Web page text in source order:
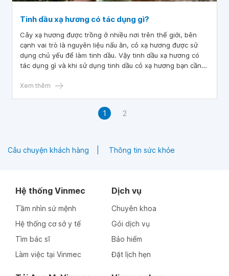
Tinh dầu xạ hương có tác dụng gì?
Cây xạ hương được trồng ở nhiều nơi trên thế giới, bên
cạnh vai trò là nguyên liệu nấu ăn, cỏ xạ hương được sử
dụng chủ yếu để làm tinh dầu. Vậy tinh dầu xạ hương có
tác dụng gì và khi sử dụng tinh dầu cỏ xạ hương bạn cần
Xem thêm
1 2
Câu chuyện khách hàng Thông tin sức khỏe
Hệ thống Vinmec
Tầm nhìn sứ mệnh
Hệ thống cơ sở y tế
Tìm bác sĩ
Làm việc tại Vinmec
Dịch vụ
Chuyên khoa
Gói dịch vụ
Bảo hiểm
Đặt lịch hẹn